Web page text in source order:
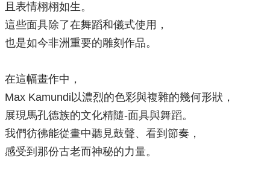
且表情栩栩如生。
這些面具除了在舞蹈和儀式使用，
也是如今非洲重要的雕刻作品。
在這幅畫作中，
Max Kamundi以濃烈的色彩與複雜的幾何形狀，
展現馬孔德族的文化精隨-面具與舞蹈。
我們彷彿能從畫中聽見鼓聲、看到節奏，
感受到那份古老而神秘的力量。